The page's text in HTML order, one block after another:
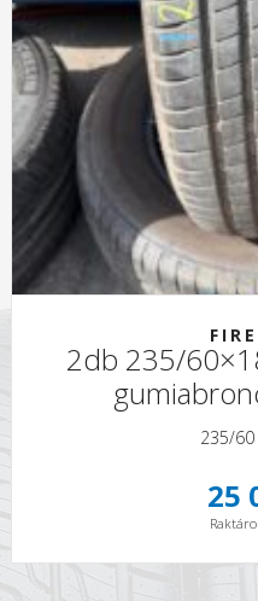
2db 235/
235/60
25